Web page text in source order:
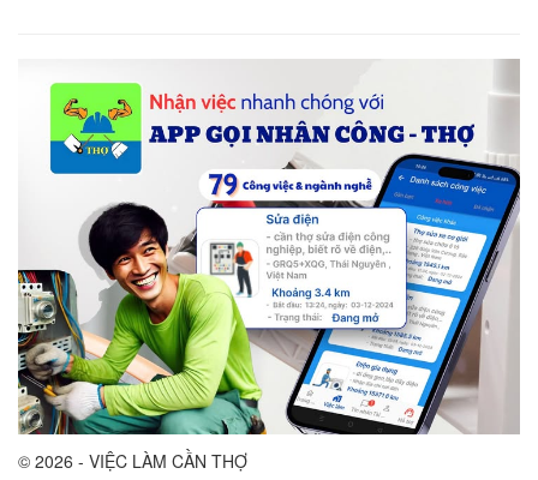
© 2026 - VIỆC LÀM CẦN THỢ